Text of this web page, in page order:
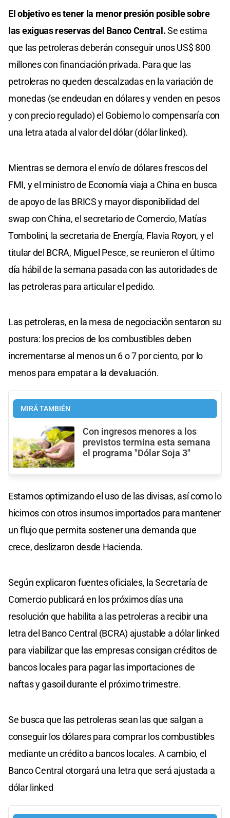
El objetivo es tener la menor presión posible sobre
las exiguas reservas del Banco Central.Se estima
que las petroleras deberán conseguir unos US$ 800
millones con financiación privada. Para que las
petroleras no queden descalzadas en la variación de
monedas (se endeudan en dólares y venden en pesos
y con precio regulado) el Gobierno lo compensaría con
una letra atada al valor del dólar (dólar linked).
Mientras se demora el envío de dólares frescos del
FMI, y el ministro de Economía viaja a China en busca
de apoyo de las BRICS y mayor disponibilidad del
swap con China, el secretario de Comercio, Matías
Tombolini, la secretaria de Energía, Flavia Royon, y el
titular del BCRA, Miguel Pesce, se reunieron el último
día hábil de la semana pasada con las autoridades de
las petroleras para articular el pedido.
Las petroleras, en la mesa de negociación sentaron su
postura: los precios de los combustibles deben
incrementarse al menos un 6 o 7 por ciento, por lo
menos para empatar a la devaluación.
MIRÁ TAMBIÉN
Con ingresos menores a los
previstos termina esta semana
el programa "Dólar Soja 3"
Estamos optimizando el uso de las divisas, así como lo
hicimos con otros insumos importados para mantener
un flujo que permita sostener una demanda que
crece, deslizaron desde Hacienda.
Según explicaron fuentes oficiales, la Secretaría de
Comercio publicará en los próximos días una
resolución que habilita a las petroleras a recibir una
letra del Banco Central (BCRA) ajustable a dólar linked
para viabilizar que las empresas consigan créditos de
bancos locales para pagar las importaciones de
naftas y gasoil durante el próximo trimestre.
Se busca que las petroleras sean las que salgan a
conseguir los dólares para comprar los combustibles
mediante un crédito a bancos locales. A cambio, el
Banco Central otorgará una letra que será ajustada a
dólar linked